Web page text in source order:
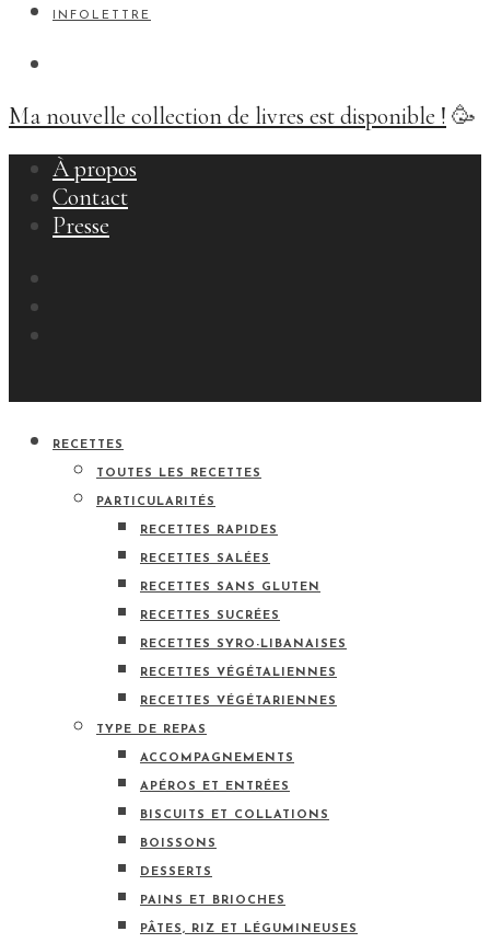
INFOLETTRE
Ma nouvelle collection de livres est disponible ! 🥳
À propos
Contact
Presse
RECETTES
TOUTES LES RECETTES
PARTICULARITÉS
RECETTES RAPIDES
RECETTES SALÉES
RECETTES SANS GLUTEN
RECETTES SUCRÉES
RECETTES SYRO-LIBANAISES
RECETTES VÉGÉTALIENNES
RECETTES VÉGÉTARIENNES
TYPE DE REPAS
ACCOMPAGNEMENTS
APÉROS ET ENTRÉES
BISCUITS ET COLLATIONS
BOISSONS
DESSERTS
PAINS ET BRIOCHES
PÂTES, RIZ ET LÉGUMINEUSES